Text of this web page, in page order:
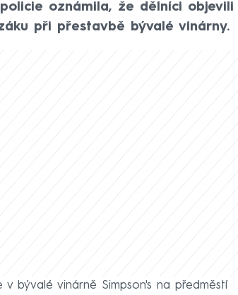
oznámila, že dělníci objevili
při přestavbě bývalé vinárny.
bývalé vinárně Simpson's na předměstí